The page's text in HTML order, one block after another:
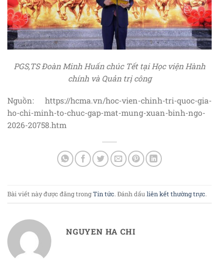
PGS,TS Đoàn Minh Huấnchúc Tết tại Học viện Hành
chính và Quản trị công
Nguồn: https://hcma.vn/hoc-vien-chinh-tri-quoc-gia-
ho-chi-minh-to-chuc-gap-mat-mung-xuan-binh-ngo-
2026-20758.htm
Bài viết này được đăng trongTin tức. Đánh dấu liên kết thường trực.
NGUYEN HA CHI